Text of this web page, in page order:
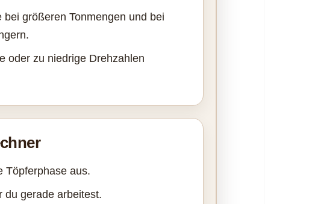
größeren Tonmengen und bei
oder zu niedrige Drehzahlen
Töpferphase aus.
du gerade arbeitest.